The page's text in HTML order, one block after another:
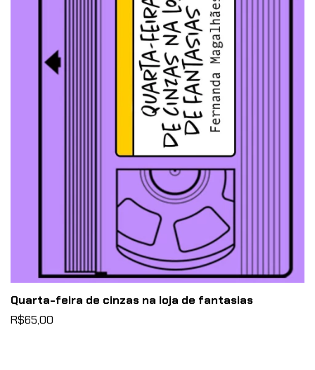
Quarta-feira de cinzas na loja de fantasias
R$65,00